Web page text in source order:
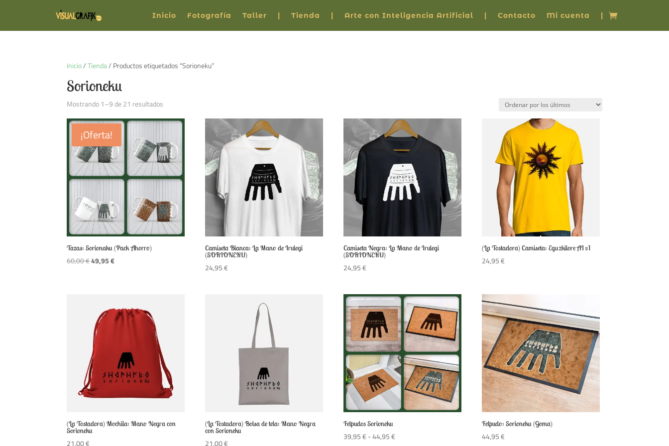
Inicio Fotografía Taller | Tienda | Arte con Inteligencia Artificial | Contacto Mi cuenta |
Inicio/Tienda/ Productos etiquetados “Sorioneku”
Sorioneku
Mostrando 1–9 de 21 resultados
¡Oferta!
Tazas: Sorionaku (Pack Ahorro)
60,00€El
60,00 €.
49,95€El
49,95 €.
Camiseta Blanca: La Mano de Irulegi
(SORIONEKU)
24,95€
Camiseta Negra: La Mano de Irulegi
(SORIONEKU)
24,95€
(La Tostadora) Camiseta: Eguzkilore AI v1
24,95€
(La Tostadora) Mochila: Mano Negra con
Sorioneku
21,00€
(La Tostadora) Bolsa de tela: Mano Negra
con Sorioneku
21,00€
Felpudos Sorioneku
39,95€ - 44,95€
Felpudo: Sorioneku (Goma)
44,95€